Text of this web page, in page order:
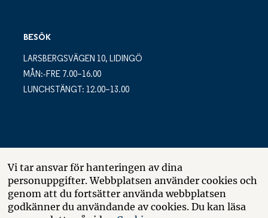
BESÖK
LARSBERGSVÄGEN 10, LIDINGÖ
MÅN:-FRE 7.00–16.00
LUNCHSTÄNGT: 12.00–13.00
LARSBERGSVÄGEN 10
BOX 10035
181 10 LIDINGÖ
Vi tar ansvar för hanteringen av dina
personuppgifter. Webbplatsen använder cookies och
genom att du fortsätter använda webbplatsen
godkänner du användande av cookies. Du kan läsa